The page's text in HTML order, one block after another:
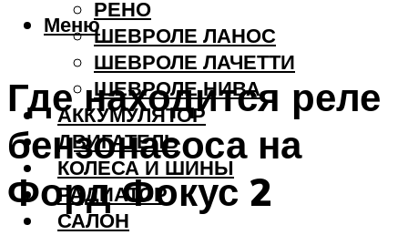
РЕНО
ШЕВРОЛЕ ЛАНОС
ШЕВРОЛЕ ЛАЧЕТТИ
ШЕВРОЛЕ НИВА
АККУМУЛЯТОР
ДВИГАТЕЛЬ
КОЛЕСА И ШИНЫ
РАДИАТОР
САЛОН
Меню
Где находится реле
бензонасоса на
Форд Фокус 2